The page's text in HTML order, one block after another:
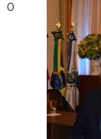
O